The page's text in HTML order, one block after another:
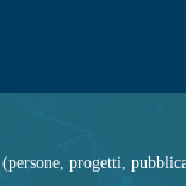
progetti,